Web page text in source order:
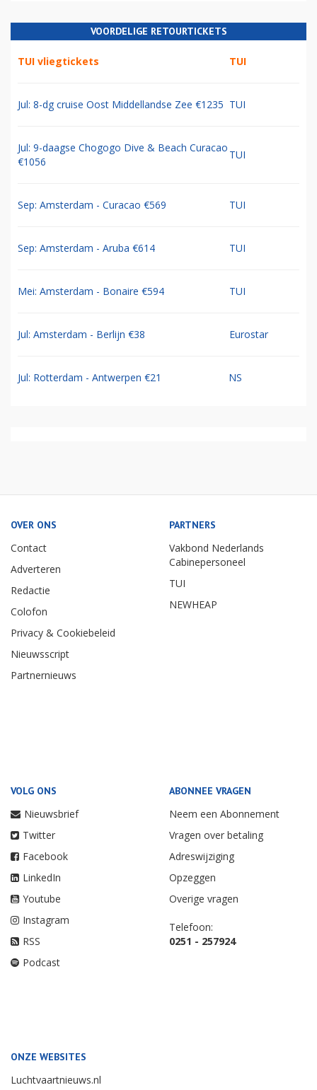
VOORDELIGE RETOURTICKETS
TUI vliegtickets TUI
Jul: 8-dg cruise Oost Middellandse Zee €1235 TUI
Jul: 9-daagse Chogogo Dive & Beach Curacao
€1056
TUI
Sep: Amsterdam - Curacao €569 TUI
Sep: Amsterdam - Aruba €614 TUI
Mei: Amsterdam - Bonaire €594 TUI
Jul: Amsterdam - Berlijn €38 Eurostar
Jul: Rotterdam - Antwerpen €21 NS
OVER ONS
Contact
Adverteren
Redactie
Colofon
Privacy & Cookiebeleid
Nieuwsscript
Partnernieuws
PARTNERS
Vakbond Nederlands
Cabinepersoneel
TUI
NEWHEAP
VOLG ONS
Nieuwsbrief
Twitter
Facebook
LinkedIn
Youtube
Instagram
RSS
Podcast
ABONNEE VRAGEN
Neem een Abonnement
Vragen over betaling
Adreswijziging
Opzeggen
Overige vragen
Telefoon:
0251 - 257924
ONZE WEBSITES
Luchtvaartnieuws.nl